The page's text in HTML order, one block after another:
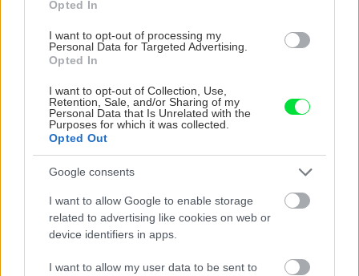
Opted In
I want to opt-out of processing my
Personal Data for Targeted Advertising.
Opted In
I want to opt-out of Collection, Use,
Retention, Sale, and/or Sharing of my
Personal Data that Is Unrelated with the
Purposes for which it was collected.
Opted Out
Google consents
I want to allow Google to enable storage
related to advertising like cookies on web or
device identifiers in apps.
I want to allow my user data to be sent to
Recepty
koláč s tvarohom a
lahodnou penou
Recepty
plnená! Vyskúšajte tieto tri
zaujímavé jedlá z čerstvej
papriky